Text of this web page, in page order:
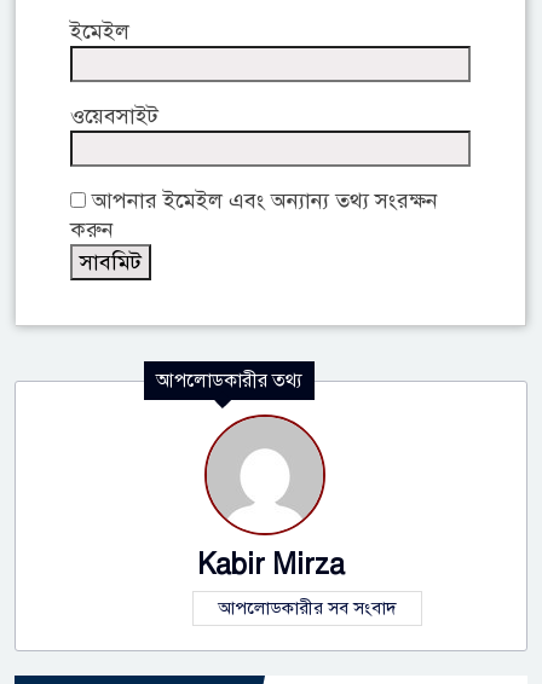
ইমেইল
ওয়েবসাইট
আপনার ইমেইল এবং অন্যান্য তথ্য সংরক্ষন
করুন
আপলোডকারীর তথ্য
Kabir Mirza
আপলোডকারীর সব সংবাদ